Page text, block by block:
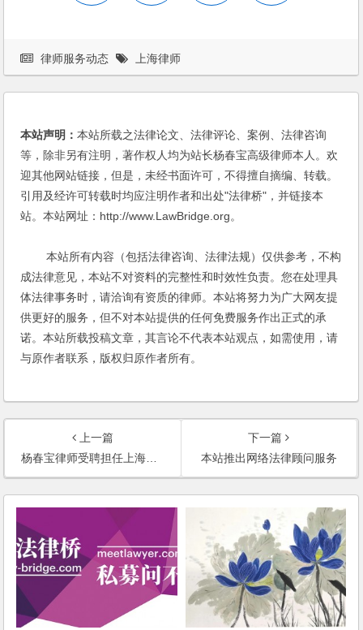
律师服务动态 上海律师
本站声明：本站所载之法律论文、法律评论、案例、法律咨询
等，除非另有注明，著作权人均为站长杨春宝高级律师本人。欢
迎其他网站链接，但是，未经书面许可，不得擅自摘编、转载。
引用及经许可转载时均应注明作者和出处"法律桥"，并链接本
站。本站网址：http://www.LawBridge.org。
本站所有内容（包括法律咨询、法律法规）仅供参考，不构
成法律意见，本站不对资料的完整性和时效性负责。您在处理具
体法律事务时，请洽询有资质的律师。本站将努力为广大网友提
供更好的服务，但不对本站提供的任何免费服务作出正式的承
诺。本站所载投稿文章，其言论不代表本站观点，如需使用，请
与原作者联系，版权归原作者所有。
上一篇
杨春宝律师受聘担任上海三度文化传播有限公司及其关联企业法律顾问
下一篇
本站推出网络法律顾问服务